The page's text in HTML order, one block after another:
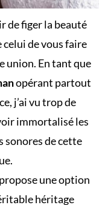
de figer la beauté
celui de vous faire
union. En tant que
opérant partout
j’ai vu trop de
immortalisé les
sonores de cette
une option
héritage